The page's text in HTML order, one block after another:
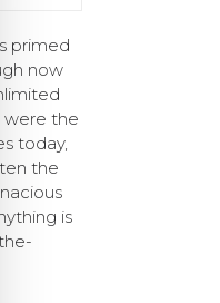
primed
now
were the
today,
the
is